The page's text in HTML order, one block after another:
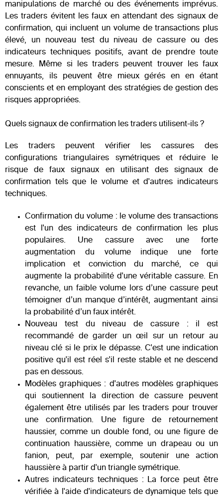
manipulations de marché ou des événements imprévus.
Les traders évitent les faux en attendant des signaux de
confirmation, qui incluent un volume de transactions plus
élevé, un nouveau test du niveau de cassure ou des
indicateurs techniques positifs, avant de prendre toute
mesure. Même si les traders peuvent trouver les faux
ennuyants, ils peuvent être mieux gérés en en étant
conscients et en employant des stratégies de gestion des
risques appropriées.
Quels signaux de confirmation les traders utilisent-ils ?
Les traders peuvent vérifier les cassures des
configurations triangulaires symétriques et réduire le
risque de faux signaux en utilisant des signaux de
confirmation tels que le volume et d'autres indicateurs
techniques.
Confirmation du volume : le volume des transactions
est l'un des indicateurs de confirmation les plus
populaires. Une cassure avec une forte
augmentation du volume indique une forte
implication et conviction du marché, ce qui
augmente la probabilité d'une véritable cassure. En
revanche, un faible volume lors d’une cassure peut
témoigner d’un manque d’intérêt, augmentant ainsi
la probabilité d’un faux intérêt.
Nouveau test du niveau de cassure : il est
recommandé de garder un œil sur un retour au
niveau clé si le prix le dépasse. C'est une indication
positive qu'il est réel s'il reste stable et ne descend
pas en dessous.
Modèles graphiques : d'autres modèles graphiques
qui soutiennent la direction de cassure peuvent
également être utilisés par les traders pour trouver
une confirmation. Une figure de retournement
haussier, comme un double fond, ou une figure de
continuation haussière, comme un drapeau ou un
fanion, peut, par exemple, soutenir une action
haussière à partir d'un triangle symétrique.
Autres indicateurs techniques : La force peut être
vérifiée à l'aide d'indicateurs de dynamique tels que